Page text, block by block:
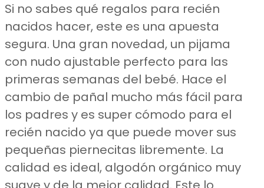
Si no sabes qué regalos para recién
nacidos hacer, este es una apuesta
segura. Una gran novedad, un pijama
con nudo ajustable perfecto para las
primeras semanas del bebé. Hace el
cambio de pañal mucho más fácil para
los padres y es super cómodo para el
recién nacido ya que puede mover sus
pequeñas piernecitas libremente. La
calidad es ideal, algodón orgánico muy